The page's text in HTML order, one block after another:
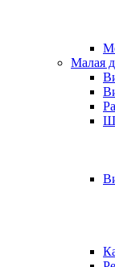
Малая